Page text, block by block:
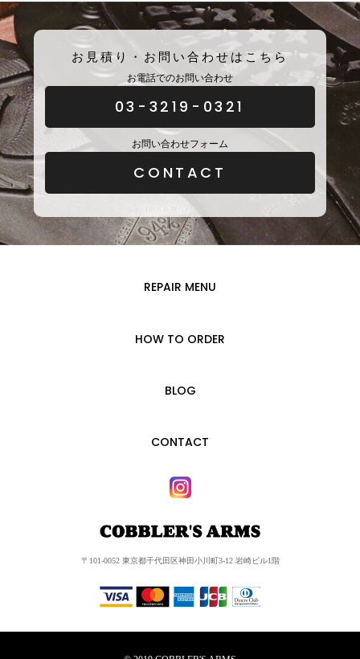
お見積り・お問い合わせはこちら
お電話でのお問い合わせ
03-3219-0321
お問い合わせフォーム
CONTACT
REPAIR MENU
HOW TO ORDER
BLOG
CONTACT
〒101-0052 東京都千代田区神田小川町3-12 岩崎ビル1階